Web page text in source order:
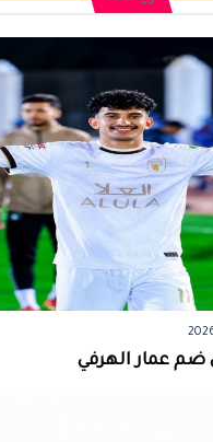
ضم عمار الهرفي